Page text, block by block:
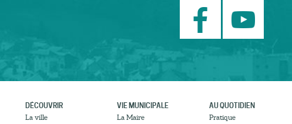
DÉCOUVRIR
La ville
VIE MUNICIPALE
La Maire
AU QUOTIDIEN
Pratique